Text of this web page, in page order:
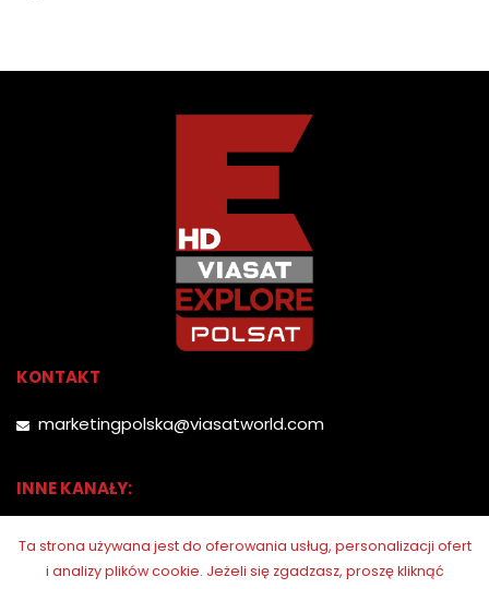
KONTAKT
marketingpolska@viasatworld.com
INNE KANAŁY:
Ta strona używana jest do oferowania usług, personalizacji ofert
i analizy plików cookie. Jeżeli się zgadzasz, proszę kliknąć